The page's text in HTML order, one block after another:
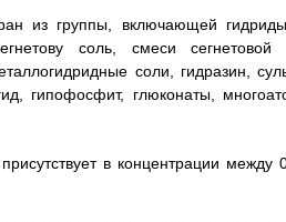
из группы, включающей
соль, смеси сегнетовой
соли, гидразин,
гипофосфит, глюконаты,
в концентрации между